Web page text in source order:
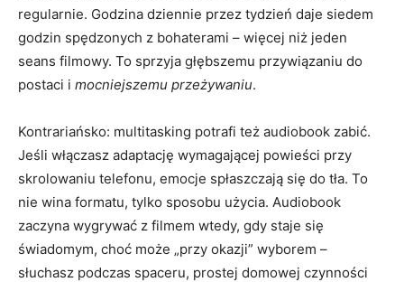
regularnie. Godzina dziennie przez tydzień daje siedem
godzin spędzonych z bohaterami – więcej niż jeden
seans filmowy. To sprzyja głębszemu przywiązaniu do
postaci i mocniejszemu przeżywaniu.
Kontrariańsko: multitasking potrafi też audiobook zabić.
Jeśli włączasz adaptację wymagającej powieści przy
skrolowaniu telefonu, emocje spłaszczają się do tła. To
nie wina formatu, tylko sposobu użycia. Audiobook
zaczyna wygrywać z filmem wtedy, gdy staje się
świadomym, choć może „przy okazji” wyborem –
słuchasz podczas spaceru, prostej domowej czynności